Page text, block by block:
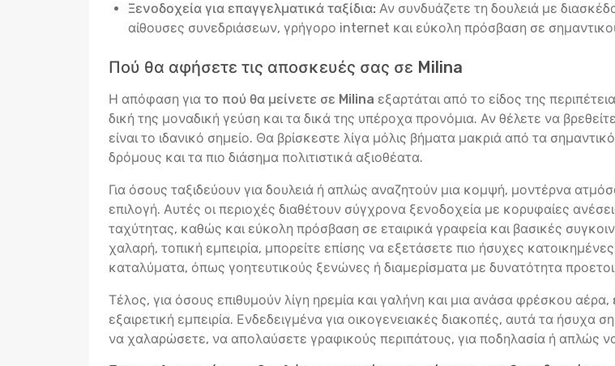
Ξενοδοχεία για επαγγελματικά ταξίδια: Αν συνδυάζετε τη δουλειά με
αίθουσες συνεδριάσεων, γρήγορο internet και εύκολη πρόσβαση σε
Πού θα αφήσετε τις αποσκευές σας σε Milina
Η απόφαση για το πού θα μείνετε σε Milina εξαρτάται από το είδος της
δική της μοναδική γεύση και τα δικά της υπέροχα προνόμια. Αν θέλετε να
είναι το ιδανικό σημείο. Θα βρίσκεστε λίγα μόλις βήματα μακριά από τα
δρόμους και τα πιο διάσημα πολιτιστικά αξιοθέατα.
Για όσους ταξιδεύουν για δουλειά ή απλώς αναζητούν μια κομψή, μοντέρνα
επιλογή. Αυτές οι περιοχές διαθέτουν σύγχρονα ξενοδοχεία με κορυφαίες
ταχύτητας, καθώς και εύκολη πρόσβαση σε εταιρικά γραφεία και βασικές
χαλαρή, τοπική εμπειρία, μπορείτε επίσης να εξετάσετε πιο ήσυχες
καταλύματα, όπως γοητευτικούς ξενώνες ή διαμερίσματα με δυνατότητα
Τέλος, για όσους επιθυμούν λίγη ηρεμία και γαλήνη και μια ανάσα φρέσκου αέρα,
εξαιρετική εμπειρία. Ενδεδειγμένα για οικογενειακές διακοπές, αυτά τα ήσυχα
να χαλαρώσετε, να απολαύσετε γραφικούς περιπάτους, για ποδηλασία ή απλώς